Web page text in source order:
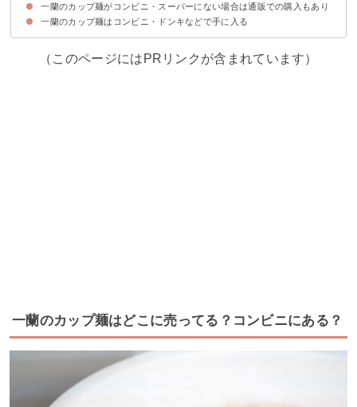
よく行く店舗に電話するのが確実
一蘭のカップ麺がコンビニ・スーパーにない場合は通販での購入もあり
一蘭のカップ麺はコンビニ・ドンキなどで手に入る
（このページにはPRリンクが含まれています）
一蘭のカップ麺はどこに売ってる？コンビニにある？